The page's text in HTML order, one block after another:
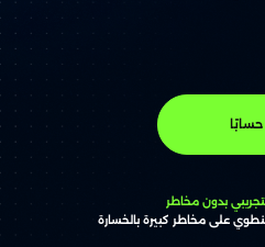
حسابًا
بدون مخاطر
على مخاطر كبيرة بالخسارة